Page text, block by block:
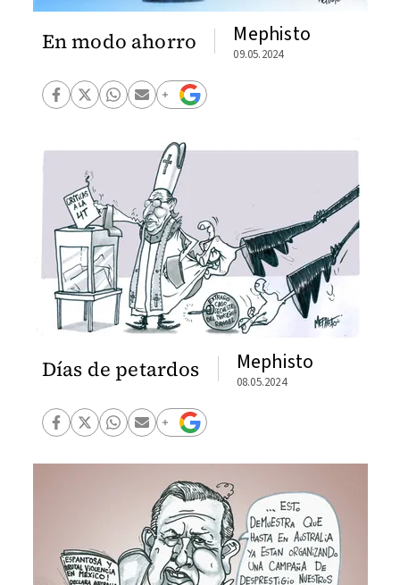
En modo ahorro Mephisto
09.05.2024
Días de petardos Mephisto
08.05.2024